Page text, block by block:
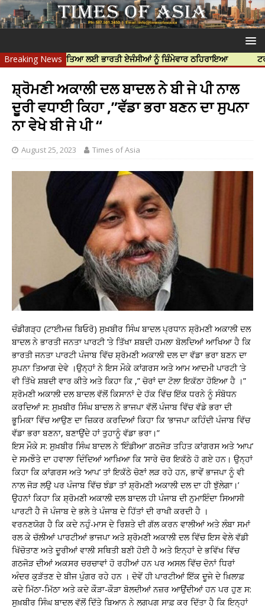
Breaking News
ਦੀ ਹੱਤਿਆ ਲਈ ਭਾਰਤੀ ਏਜੰਸੀਆਂ ਨੂੰ ਜ਼ਿੰਮੇਵਾਰ ਠਹਿਰਾਇਆ ਟਰੱਸਟਡ
ਸ਼੍ਰੋਮਣੀ ਅਕਾਲੀ ਦਲ ਬਾਦਲ ਨੇ ਬੀ ਜੇ ਪੀ ਨਾਲ
ਦੂਰੀ ਵਧਾਈ ਕਿਹਾ ,”ਵੱਡਾ ਭਰਾ ਬਣਨ ਦਾ ਸੁਪਨਾ
ਨਾ ਵੇਖੇ ਬੀ ਜੇ ਪੀ “
August 25, 2023 Times of Asia
ਚੰਡੀਗੜ੍ਹ (ਟਾਈਮਜ਼ ਬਿਓਰੋ) ਸੁਖ਼ਬੀਰ ਸਿੰਘ ਬਾਦਲ ਪ੍ਰਧਾਨ ਸ਼੍ਰੋਮਣੀ ਅਕਾਲੀ ਦਲ
ਬਾਦਲ ਨੇ ਭਾਰਤੀ ਜਨਤਾ ਪਾਰਟੀ ’ਤੇ ਤਿੱਖਾ ਸ਼ਬਦੀ ਹਮਲਾ ਬੋਲਦਿਆਂ ਆਖਿਆ ਹੈ ਕਿ
ਭਾਰਤੀ ਜਨਤਾ ਪਾਰਟੀ ਪੰਜਾਬ ਵਿੱਚ ਸ਼੍ਰੋਮਣੀ ਅਕਾਲੀ ਦਲ ਦਾ ਵੱਡਾ ਭਰਾ ਬਣਨ ਦਾ
ਸੁਪਨਾ ਤਿਆਗ ਦੇਵੇ ।ਉਨ੍ਹਾਂ ਨੇ ਇਸ ਮੌਕੇ ਕਾਂਗਰਸ ਅਤੇ ਆਮ ਆਦਮੀ ਪਾਰਟੀ ’ਤੇ
ਵੀ ਤਿੱਖੇ ਸ਼ਬਦੀ ਵਾਰ ਕੀਤੇ ਅਤੇ ਕਿਹਾ ਕਿ ,” ਚੋਰਾਂ ਦਾ ਟੋਲਾ ਇਕੱਠਾ ਹੋਇਆ ਹੈ ।”
ਸ਼੍ਰੋਮਣੀ ਅਕਾਲੀ ਦਲ ਬਾਦਲ ਵੱਲੋਂ ਕਿਸਾਨਾਂ ਦੇ ਹੱਕ ਵਿੱਚ ਇੱਕ ਧਰਨੇ ਨੂੰ ਸੰਬੋਧਨ
ਕਰਦਿਆਂ ਸ: ਸੁਖ਼ਬੀਰ ਸਿੰਘ ਬਾਦਲ ਨੇ ਭਾਜਪਾ ਵੱਲੋਂ ਪੰਜਾਬ ਵਿੱਚ ਵੱਡੇ ਭਰਾ ਦੀ
ਭੂਮਿਕਾ ਵਿੱਚ ਆਉਣ ਦਾ ਜ਼ਿਕਰ ਕਰਦਿਆਂ ਕਿਹਾ ਕਿ ‘ਭਾਜਪਾ ਕਹਿੰਦੀ ਪੰਜਾਬ ਵਿੱਚ
ਵੱਡਾ ਭਰਾ ਬਣਨਾ, ਬਣਾਉਂਦੇ ਹਾਂ ਤੁਹਾਨੂੰ ਵੱਡਾ ਭਰਾ।”
ਇਸ ਮੌਕੇ ਸ: ਸੁਖ਼ਬੀਰ ਸਿੰਘ ਬਾਦਲ ਨੇ ‘ਇੰਡੀਆ’ ਗਠਜੋੜ ਤਹਿਤ ਕਾਂਗਰਸ ਅਤੇ ‘ਆਪ’
ਦੇ ਸਮਝੌਤੇ ਦਾ ਹਵਾਲਾ ਦਿੰਦਿਆਂ ਆਖ਼ਿਆ ਕਿ ‘ਸਾਰੇ ਚੋਰ ਇਕੱਠੇ ਹੋ ਗਏ ਹਨ। ਉਨ੍ਹਾਂ
ਕਿਹਾ ਕਿ ਕਾਂਗਰਸ ਅਤੇ ‘ਆਪ’ ਤਾਂ ਇਕੱਠੇ ਚੋਣਾਂ ਲੜ ਰਹੇ ਹਨ, ਭਾਵੇਂ ਭਾਜਪਾ ਨੂੰ ਵੀ
ਨਾਲ ਜੋੜ ਲਉ ਪਰ ਪੰਜਾਬ ਵਿੱਚ ਝੰਡਾ ਤਾਂ ਸ਼੍ਰੋਮਣੀ ਅਕਾਲੀ ਦਲ ਦਾ ਹੀ ਝੁੱਲੇਗਾ।’
ਉਹਨਾਂ ਕਿਹਾ ਕਿ ਸ਼੍ਰੋਮਣੀ ਅਕਾਲੀ ਦਲ ਬਾਦਲ ਹੀ ਪੰਜਾਬ ਦੀ ਨੁਮਾਇੰਦਾ ਸਿਆਸੀ
ਪਾਰਟੀ ਹੈ ਜੋ ਪੰਜਾਬ ਦੇ ਭਲੇ ਤੇ ਪੰਜਾਬ ਦੇ ਹਿੱਤਾਂ ਦੀ ਰਾਖੀ ਕਰਦੀ ਹੈ ।
ਵਰਨਣਯੋਗ ਹੈ ਕਿ ਕਦੇ ਨਹੁੰ-ਮਾਸ ਦੇ ਰਿਸ਼ਤੇ ਦੀ ਗੱਲ ਕਰਨ ਵਾਲੀਆਂ ਅਤੇ ਲੰਬਾ ਸਮਾਂ
ਰਲ ਕੇ ਚੱਲੀਆਂ ਪਾਰਟੀਆਂ ਭਾਜਪਾ ਅਤੇ ਸ਼੍ਰੋਮਣੀ ਅਕਾਲੀ ਦਲ ਵਿੱਚ ਇਸ ਵੇਲੇ ਵੱਡੀ
ਖਿੱਚੋਤਾਣ ਅਤੇ ਦੂਰੀਆਂ ਵਾਲੀ ਸਥਿਤੀ ਬਣੀ ਹੋਈ ਹੈ ਅਤੇ ਇਨ੍ਹਾਂ ਦੇ ਭਵਿੱਖ ਵਿੱਚ
ਗਠਜੋੜ ਦੀਆਂ ਅਕਸਰ ਚਰਚਾਵਾਂ ਹੋ ਰਹੀਆਂ ਹਨ ਪਰ ਅਸਲ ਵਿੱਚ ਦੋਨਾਂ ਧਿਰਾਂ
ਅੰਦਰ ਕੁੜੱਤਣ ਦੇ ਬੀਜ ਪੁੰਗਰ ਰਹੇ ਹਨ । ਦੋਵੇਂ ਹੀ ਪਾਰਟੀਆਂ ਇੱਕ ਦੂਜੇ ਦੇ ਖ਼ਿਲਾਫ਼
ਕਦੇ ਮਿੱਠਾ-ਮਿੱਠਾ ਅਤੇ ਕਦੇ ਕੌੜਾ-ਕੌੜਾ ਬੋਲਦੀਆਂ ਨਜ਼ਰ ਆਉਂਦੀਆਂ ਹਨ ਪਰ ਹੁਣ ਸ:
ਸੁਖ਼ਬੀਰ ਸਿੰਘ ਬਾਦਲ ਵੱਲੋਂ ਦਿੱਤੇ ਬਿਆਨ ਨੇ ਲਗਪਗ ਸਾਫ਼ ਕਰ ਦਿੱਤਾ ਹੈ ਕਿ ਇਨ੍ਹਾਂ